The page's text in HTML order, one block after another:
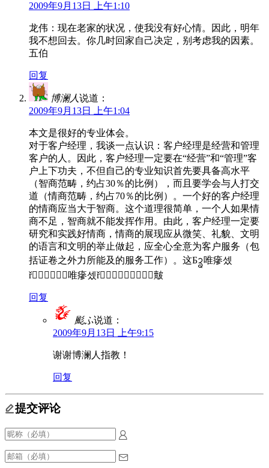
2009年9月13日 上午1:10
龙伟：现在老家的状况，使我没有好心情。因此，明年
我不想回去。你几时回家自己决定，别考虑我的因素。
五伯
回复
博澜人说道：
2009年9月13日 上午1:04
本文是很好的专业体会。
对于客户经理，我谈一点认识：客户经理是经营和管理
客户的人。因此，客户经理一定要在“经营”和“管理”客
户上下功夫，不但自己的专业知识首先要具备高水平
（智商范畴，约占30％的比例），而且要学会与人打交
道（情商范畴，约占70％的比例）。一个好的客户经理
的情商应当大于智商。这个道理很简单，一个人如果情
商不足，智商就不能发挥作用。由此，客户经理一定要
研究和实践好情商，情商的展现应从微笑、礼貌、文明
的语言和文明的举止做起，应全心全意为客户服务（包
括证卷之外力所能及的服务工作）。这Ƃᩄ唯瘮셌
ř唯瘮셌ř皾
回复
颩ふ说道：
2009年9月13日 上午9:15
谢谢博澜人指教！
回复
提交评论